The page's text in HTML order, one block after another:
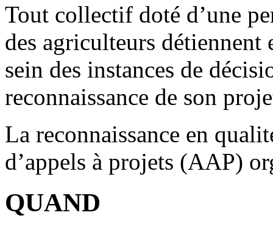
Tout collectif doté d’une
des agriculteurs
sein des instances de
reconnaissance de son
La reconnaissance en
d’appels à projets (AAP)
QUAND